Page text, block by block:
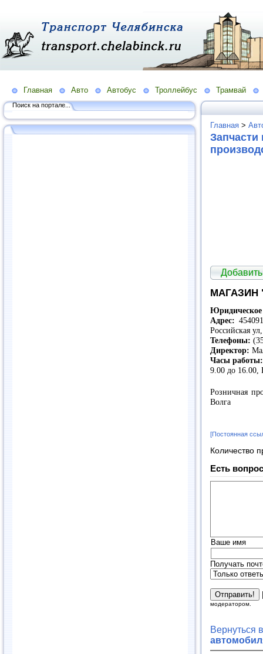
Главная Авто Автобус Троллейбус Трамвай
Поиск на портале...
Главная >
МАГАЗИН
Юридическое
Адрес:
Российская
Телефоны:
Директор:
Часы
9.00 до 16.00,
Розничная
Волга
[Постоянная
Количество
Есть
Ваше имя
Получать
модератором.
Вернуться